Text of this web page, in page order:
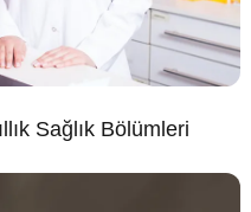
Sağlık Bölümleri